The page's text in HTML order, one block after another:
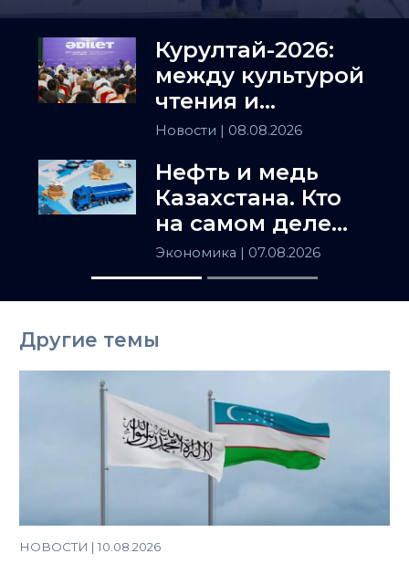
Курултай-2026:
между культурой
чтения и
искусством
Новости | 08.08.2026
Нефть и медь
Казахстана. Кто
на самом деле
держит
Центральную
Азию
Экономика | 07.08.2026
Другие темы
НОВОСТИ | 10.08.2026